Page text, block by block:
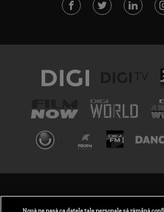
Nouă ne pasă ca datele tale personale să rămână